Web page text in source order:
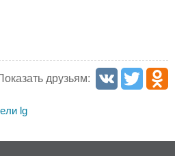
друзьям:
lg